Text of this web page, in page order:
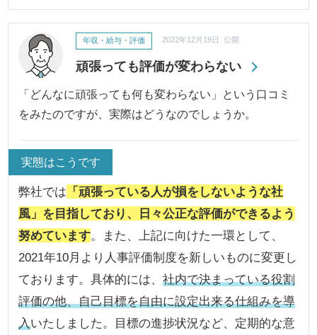
頑張っても評価が変わらない
年収・給与・評価 2022年12月19日 公開
「どんなに頑張っても何も変わらない」という口コミ
をみたのですが、実際はどうなのでしょうか。
実態はこうです
弊社では 「頑張っている人が損をしないような社
風」を目指しており、日々公正な評価ができるよう
努めています。また、上記に向けた一環として、
2021年10月より人事評価制度を新しいものに変更し
ております。具体的には、社内で決まっている役割
評価の他、自己目標を自由に設定出来る仕組みを導
入いたしました。目標の進捗状況など、定期的な意